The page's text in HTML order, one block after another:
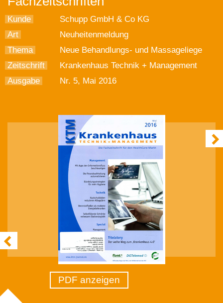
Kunde
Schupp GmbH & Co KG
Art
Neuheitenmeldung
Thema
Neue Behandlungs- und Massageliege
Zeitschrift
Krankenhaus Technik + Management
Ausgabe
Nr. 5, Mai 2016
PDF anzeigen